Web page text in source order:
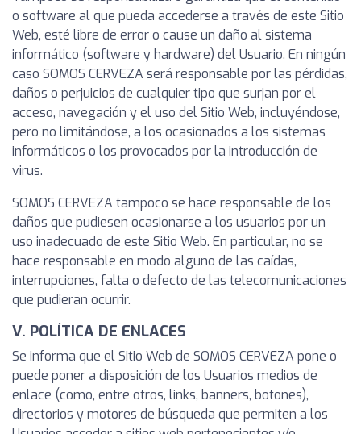
o software al que pueda accederse a través de este Sitio
Web, esté libre de error o cause un daño al sistema
informático (software y hardware) del Usuario. En ningún
caso SOMOS CERVEZA será responsable por las pérdidas,
daños o perjuicios de cualquier tipo que surjan por el
acceso, navegación y el uso del Sitio Web, incluyéndose,
pero no limitándose, a los ocasionados a los sistemas
informáticos o los provocados por la introducción de
virus.
SOMOS CERVEZA tampoco se hace responsable de los
daños que pudiesen ocasionarse a los usuarios por un
uso inadecuado de este Sitio Web. En particular, no se
hace responsable en modo alguno de las caídas,
interrupciones, falta o defecto de las telecomunicaciones
que pudieran ocurrir.
V. POLÍTICA DE ENLACES
Se informa que el Sitio Web de SOMOS CERVEZA pone o
puede poner a disposición de los Usuarios medios de
enlace (como, entre otros, links, banners, botones),
directorios y motores de búsqueda que permiten a los